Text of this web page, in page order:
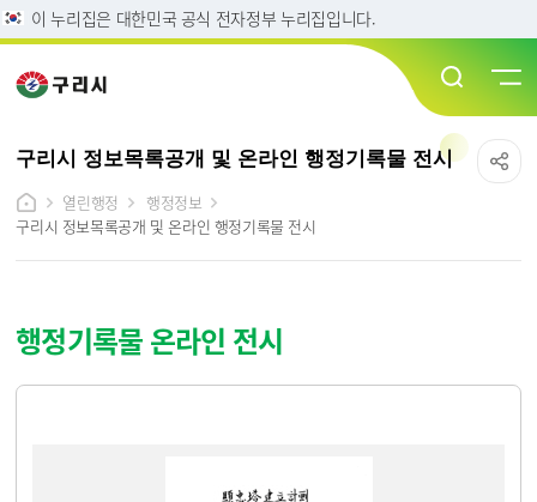
이 누리집은 대한민국 공식 전자정부 누리집입니다.
구리시 정보목록공개 및 온라인 행정기록물 전시
열린행정
행정정보
구리시 정보목록공개 및 온라인 행정기록물 전시
행정기록물 온라인 전시